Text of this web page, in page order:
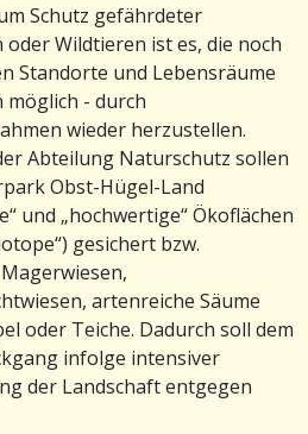
Schutz gefährdeter
Wildtieren ist es, die noch
Standorte und Lebensräume
möglich - durch
wieder herzustellen.
Abteilung Naturschutz sollen
Obst-Hügel-Land
und „hochwertige“ Ökoflächen
gesichert bzw.
artenreiche Säume
oder Teiche. Dadurch soll dem
infolge intensiver
der Landschaft entgegen